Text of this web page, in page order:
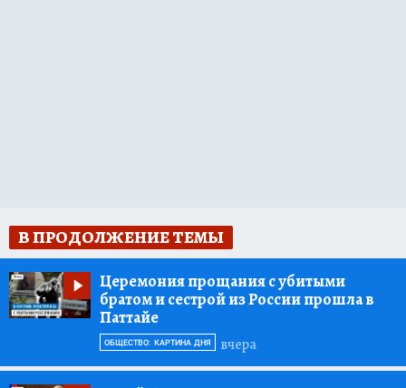
В ПРОДОЛЖЕНИЕ ТЕМЫ
Церемония прощания с убитыми
братом и сестрой из России прошла в
Паттайе
вчера
ОБЩЕСТВО: КАРТИНА ДНЯ